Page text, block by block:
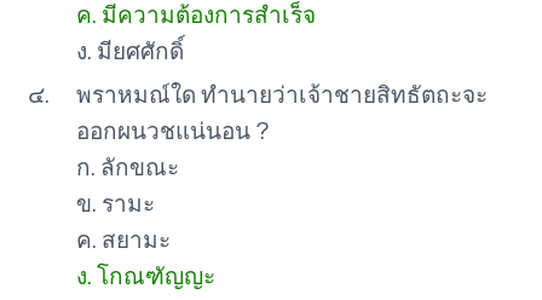
ค. มีความต้องการสำเร็จ
ง. มียศศักดิ์
๔.
พราหมณ์ใด ทำนายว่าเจ้าชายสิทธัตถะจะ
ออกผนวชแน่นอน ?
ก. ลักขณะ
ข. รามะ
ค. สยามะ
ง. โกณฑัญญะ